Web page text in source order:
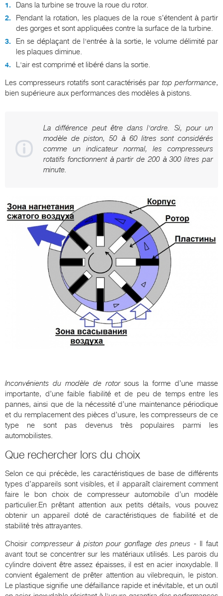
Dans la turbine se trouve la roue du rotor.
Pendant la rotation, les plaques de la roue s’étendent à partir
des gorges et sont appliquées contre la surface de la turbine.
En se déplaçant de l'entrée à la sortie, le volume délimité par
les plaques diminue.
L'air est comprimé et libéré dans la sortie.
Les compresseurs rotatifs sont caractérisés partop performance,
bien supérieure aux performances des modèles à pistons.
La différence peut être dans l'ordre. Si, pour un
modèle de piston, 50 à 60 litres sont considérés
comme un indicateur normal, les compresseurs
rotatifs fonctionnent à partir de 200 à 300 litres par
minute.
Inconvénients du modèle de rotorsous la forme d’une masse
importante, d’une faible fiabilité et de peu de temps entre les
pannes, ainsi que de la nécessité d’une maintenance périodique
et du remplacement des pièces d’usure, les compresseurs de ce
type ne sont pas devenus très populaires parmi les
automobilistes.
Que rechercher lors du choix
Selon ce qui précède, les caractéristiques de base de différents
types d’appareils sont visibles, et il apparaît clairement comment
faire le bon choix de compresseur automobile d’un modèle
particulier.En prêtant attention aux petits détails, vous pouvez
obtenir un appareil doté de caractéristiques de fiabilité et de
stabilité très attrayantes.
Choisir compresseur à piston pour gonflage des pneus - Il faut
avant tout se concentrer sur les matériaux utilisés. Les parois du
cylindre doivent être assez épaisses, il est en acier inoxydable. Il
convient également de prêter attention au vilebrequin, le piston.
Le plastique signifie une défaillance rapide et inévitable, et un outil